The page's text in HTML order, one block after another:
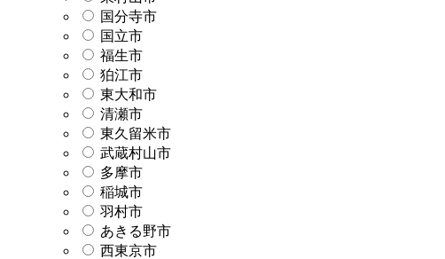
国分寺市
国立市
福生市
狛江市
東大和市
清瀬市
東久留米市
武蔵村山市
多摩市
稲城市
羽村市
あきる野市
西東京市